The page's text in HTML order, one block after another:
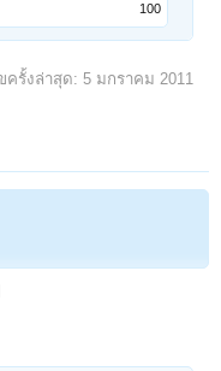
100
ครั้งล่าสุด: 5 มกราคม 2011